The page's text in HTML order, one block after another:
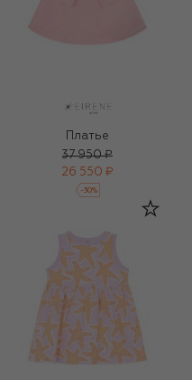
Платье
37 950 ₽
26 550 ₽
-30%